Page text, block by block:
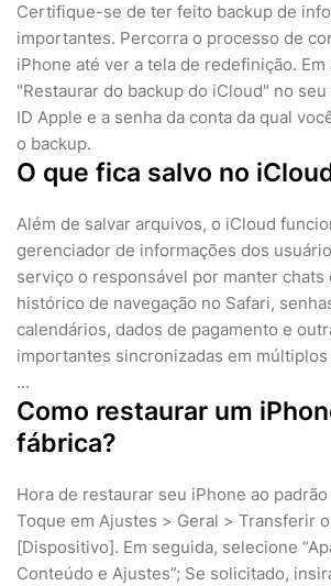
Certifique-se de ter feito backup de
importantes. Percorra o processo de
iPhone até ver a tela de redefinição.
"Restaurar do backup do iCloud" no
ID Apple e a senha da conta da qual
o backup.
O que fica salvo no
Além de salvar arquivos, o iCloud
gerenciador de informações dos
serviço o responsável por manter chats
histórico de navegação no Safari,
calendários, dados de pagamento e
importantes sincronizadas em
...
Como restaurar um
fábrica?
Hora de restaurar seu iPhone ao
Toque em Ajustes > Geral > Transferir
[Dispositivo]. Em seguida, selecione
Conteúdo e Ajustes”; Se solicitado,